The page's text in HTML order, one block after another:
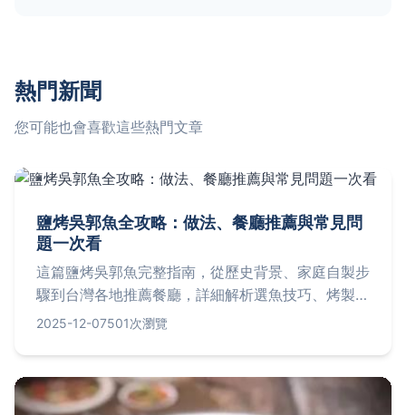
熱門新聞
您可能也會喜歡這些熱門文章
鹽烤吳郭魚全攻略：做法、餐廳推薦與常見問
題一次看
這篇鹽烤吳郭魚完整指南，從歷史背景、家庭自製步
驟到台灣各地推薦餐廳，詳細解析選魚技巧、烤製秘
訣與營養價值。包含實用問答，幫助您解決所有疑
2025-12-07501次瀏覽